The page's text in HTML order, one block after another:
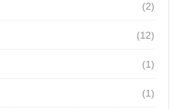
(2)
(12)
(1)
(1)